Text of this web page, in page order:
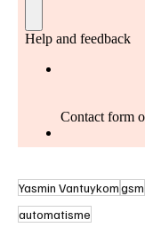
Yasmin Vantuykomgsm
automatisme